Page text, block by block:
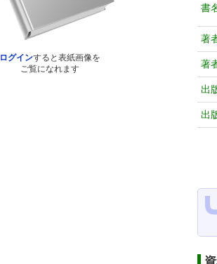
ログインすると表紙画像を
ご覧になれます
書
著
著
出
出